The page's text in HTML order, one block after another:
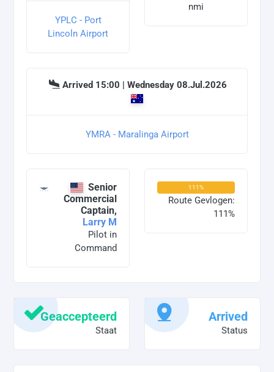
YPLC - Port
Lincoln Airport
nmi
Arrived 15:00 | Wednesday 08.Jul.2026
YMRA - Maralinga Airport
Senior
Commercial
Captain,
Larry M
Pilot in
Command
111%
Route Gevlogen:
111%
Geaccepteerd
Staat
Arrived
Status